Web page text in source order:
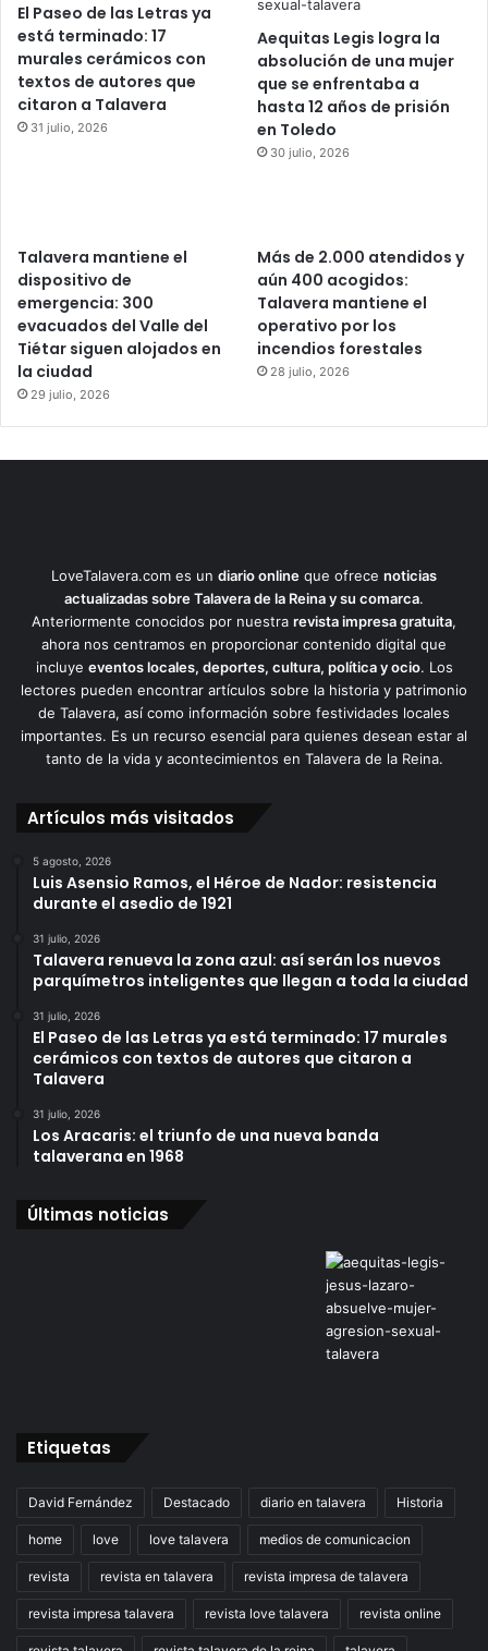
El Paseo de las Letras ya
está terminado: 17
murales cerámicos con
textos de autores que
citaron a Talavera
31 julio, 2026
Aequitas Legis logra la
absolución de una mujer
que se enfrentaba a
hasta 12 años de prisión
en Toledo
30 julio, 2026
Talavera mantiene el
dispositivo de
emergencia: 300
evacuados del Valle del
Tiétar siguen alojados en
la ciudad
29 julio, 2026
Más de 2.000 atendidos y
aún 400 acogidos:
Talavera mantiene el
operativo por los
incendios forestales
28 julio, 2026
LoveTalavera.com es un diario online que ofrece noticias
actualizadas sobre Talavera de la Reina y su comarca.
Anteriormente conocidos por nuestra revista impresa gratuita,
ahora nos centramos en proporcionar contenido digital que
incluye eventos locales, deportes, cultura, política y ocio. Los
lectores pueden encontrar artículos sobre la historia y patrimonio
de Talavera, así como información sobre festividades locales
importantes. Es un recurso esencial para quienes desean estar al
tanto de la vida y acontecimientos en Talavera de la Reina.
Artículos más visitados
5 agosto, 2026
Luis Asensio Ramos, el Héroe de Nador: resistencia
durante el asedio de 1921
31 julio, 2026
Talavera renueva la zona azul: así serán los nuevos
parquímetros inteligentes que llegan a toda la ciudad
31 julio, 2026
El Paseo de las Letras ya está terminado: 17 murales
cerámicos con textos de autores que citaron a
Talavera
31 julio, 2026
Los Aracaris: el triunfo de una nueva banda
talaverana en 1968
Últimas noticias
Etiquetas
David Fernández Destacado diario en talavera Historia
home love love talavera medios de comunicacion
revista revista en talavera revista impresa de talavera
revista impresa talavera revista love talavera revista online